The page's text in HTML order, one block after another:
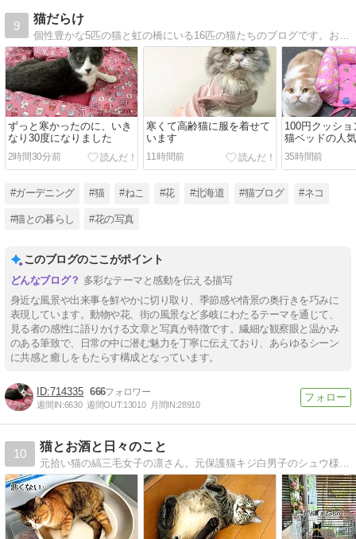
9
猫だらけ
ずっと寒かったのに、いき
なり30度になりました
2時間30分前
寒くて高齢猫に服を着せて
います
11時間前
100円クッシ
猫ベッドの人
35時間前
#ガーデニング #猫 #ねこ #花 #北海道 #猫ブログ #ネコ
#猫との暮らし #花の写真
このブログのここがポイント
多彩なテーマと感動を伝える描写
身近な風景や出来事を鮮やかに切り取り、季節感や情景の奥行きを巧みに
表現しています。動物や花、街の風景など多岐にわたるテーマを通じて、
見る者の感性に語りかける文章と写真が特徴です。繊細な観察眼と温かみ
のある筆致で、日常の中に潜む魅力を丁寧に伝えており、あらゆるシーン
に共感と癒しをもたらす構成となっています。
714335 666
週間IN:6630 週間OUT:13010 月間IN:28910
10
猫とお酒と日々のこと
元拾い猫の縞三毛女子の凛さん。元保護猫キジ白男子のシュウ様。引きこもりニートのニコちゃん。険しく遠い猫団子への道のりとささやかな猫活動を綴る猫ブログです。